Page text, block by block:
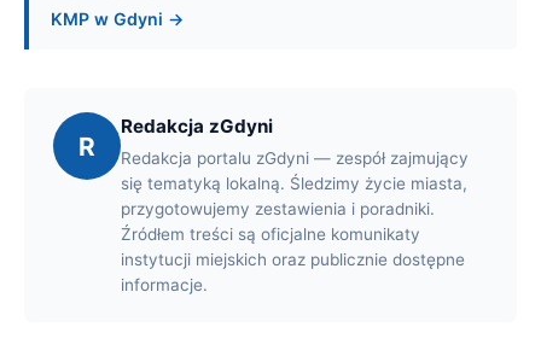
KMP w Gdyni →
R
Redakcja zGdyni
Redakcja portalu zGdyni — zespół zajmujący
się tematyką lokalną. Śledzimy życie miasta,
przygotowujemy zestawienia i poradniki.
Źródłem treści są oficjalne komunikaty
instytucji miejskich oraz publicznie dostępne
informacje.